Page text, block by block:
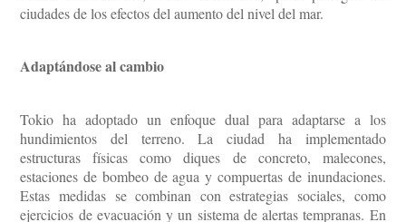
ciudades de los efectos del aumento del nivel del mar.
Adaptándose al cambio
Tokio ha adoptado un enfoque dual para adaptarse a los
hundimientos del terreno. La ciudad ha implementado
estructuras físicas como diques de concreto, malecones,
estaciones de bombeo de agua y compuertas de inundaciones.
Estas medidas se combinan con estrategias sociales, como
ejercicios de evacuación y un sistema de alertas tempranas. En